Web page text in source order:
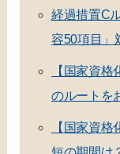
経過措置C
容50項目」
【国家資
のルートを
【国家資